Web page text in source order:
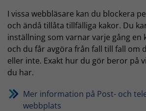
I vissa webbläsare kan du blockera
och ändå tillåta tillfälliga kakor. Du
inställning som varnar varje gång en
och du får avgöra från fall till fall om
eller inte. Exakt hur du gör beror på
du har.
Mer information på Post- och
webbplats